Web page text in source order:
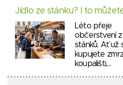
Jídlo ze stánku? I to
Léto přeje
občerstvení
stánků. Ať už
kupujete
koupališti,…